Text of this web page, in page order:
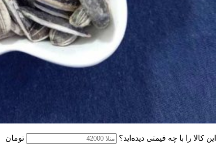
این کالا را با چه قیمتی دیده‌اید؟ تومان